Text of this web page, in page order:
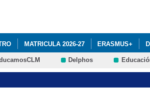
MATRICULA 2026-27 ERASMUS+
PARA CICLOS FORMATIVOS Y
Delphos